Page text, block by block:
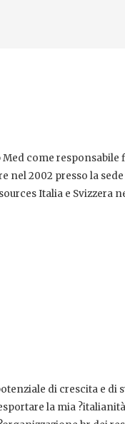
come
nel 2002 presso la
Italia e Svizzera
di crescita e di
la mia